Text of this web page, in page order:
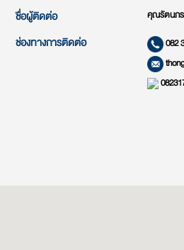
ชื่อผู้ติดต่อ คุณรัตนภ
ช่องทางการติดต่อ
082